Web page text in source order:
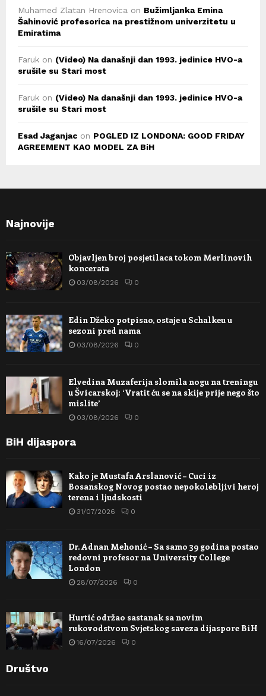
Muhamed Zlatan Hrenovica on Bužimljanka Emina
Šahinović profesorica na prestižnom univerzitetu u
Emiratima
Faruk on (Video) Na današnji dan 1993. jedinice HVO-a
srušile su Stari most
Faruk on (Video) Na današnji dan 1993. jedinice HVO-a
srušile su Stari most
Esad Jaganjac on POGLED IZ LONDONA: GOOD FRIDAY
AGREEMENT KAO MODEL ZA BiH
Najnovije
Objavljen broj posjetilaca tokom Merlinovih
koncerata
03/08/2026 0
Edin Džeko potpisao, ostaje u Schalkeu u
sezoni pred nama
03/08/2026 0
Elvedina Muzaferija slomila nogu na treningu
u Švicarskoj: ‘Vratit ću se na skije prije nego što
mislite’
03/08/2026 0
BiH dijaspora
Kako je Mustafa Arslanović – Cuci iz
Bosanskog Novog postao nepokolebljivi heroj
terena i ljudskosti
31/07/2026 0
Dr. Adnan Mehonić – Sa samo 39 godina postao
redovni profesor na University College
London
28/07/2026 0
Hurtić održao sastanak sa novim
rukovodstvom Svjetskog saveza dijaspore BiH
16/07/2026 0
Društvo